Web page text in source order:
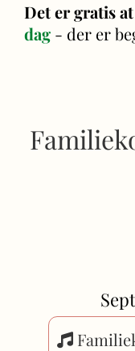
Det er gratis
dag - der er
